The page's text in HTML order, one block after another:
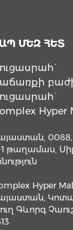
ՄԵԶ ՀԵՏ
Hyper
թաղամաս,
Hyper
Գևորգ